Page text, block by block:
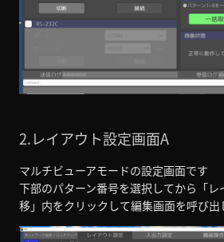
2.レイアウト設定画面A
マルチビューアモードの設定画面です
下部のパターン番号を選択してから「
移」内をクリックして編集画面を呼び出